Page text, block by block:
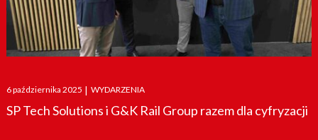
Posted
on
6 października 2025 | WYDARZENIA
SP Tech Solutions i G&K Rail Group razem dla cyfryzacji